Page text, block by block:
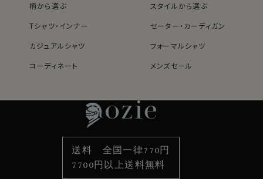
柄から選ぶ
スタイルから選ぶ
Tシャツ・インナー
セーター・カーディガン
カジュアルシャツ
フォーマルシャツ
コーディネート
メンズセール
袖・カフス型から選ぶ
色から選ぶ
柄から選ぶ
スタイルから選ぶ
カジュアルシャツ
定番シャツ
カフスボタン
サスペンダー
財布・名刺入れ
バッグ
ストール・マフラー
送料 全国一律770円
7700円以上送料無料